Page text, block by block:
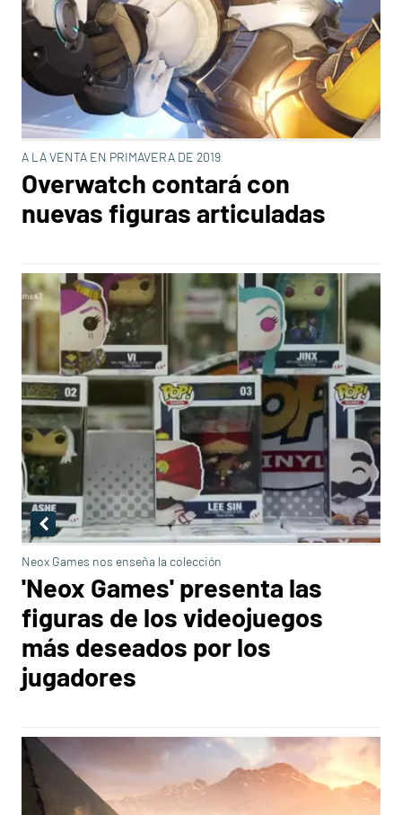
A LA VENTA EN PRIMAVERA DE 2019
Overwatch contará con
nuevas figuras articuladas
Neox Games nos enseña la colección
'Neox Games' presenta las
figuras de los videojuegos
más deseados por los
jugadores